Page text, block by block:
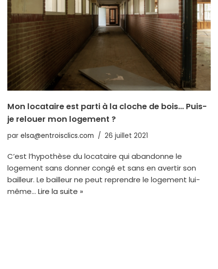
Mon locataire est parti à la cloche de bois… Puis-
je relouer mon logement ?
par elsa@entroisclics.com 26 juillet 2021
C’est l’hypothèse du locataire qui abandonne le
logement sans donner congé et sans en avertir son
bailleur. Le bailleur ne peut reprendre le logement lui-
même… Lire la suite »